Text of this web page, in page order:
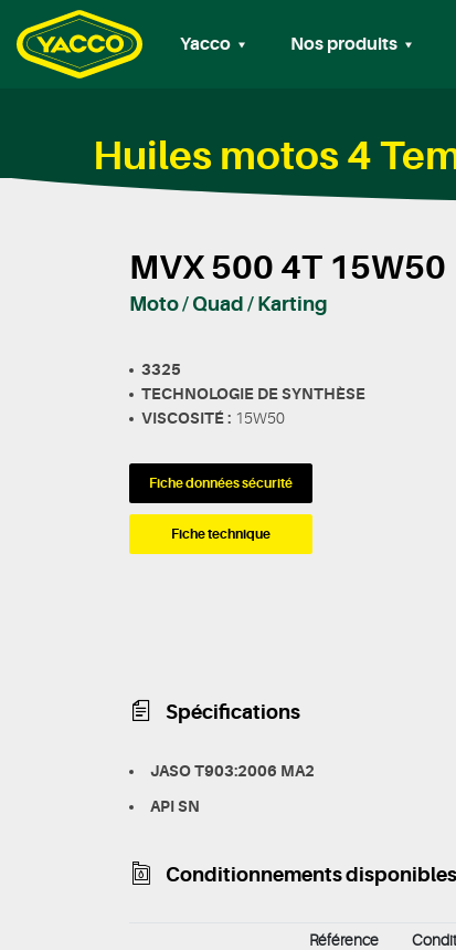
Yacco Nos produits
Huiles motos 4
MVX 500 4T 15W50
Moto / Quad / Karting
3325
TECHNOLOGIE DE SYNTHÈSE
VISCOSITÉ : 15W50
Fiche données sécurité
Fiche technique
Spécifications
JASO T903:2006 MA2
API SN
Conditionnements disponibles
Référence